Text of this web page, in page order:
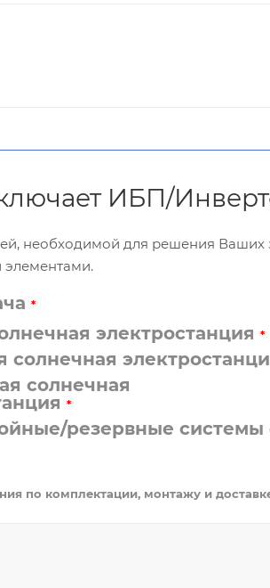
ИБП/
необходимой для решения
элементами.
*
электростанция *
солнечная
солнечная
*
резервные системы
по комплектации, монтажу и